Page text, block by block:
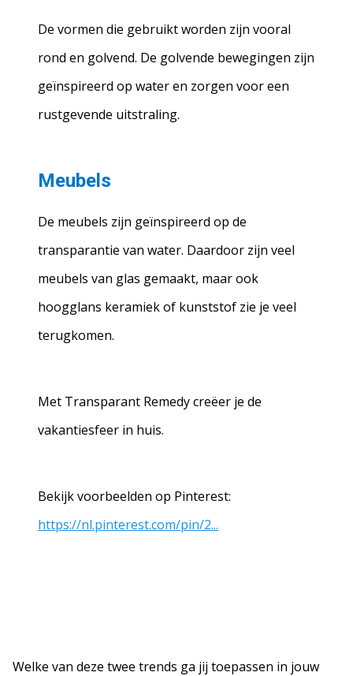
De vormen die gebruikt worden zijn vooral
rond en golvend. De golvende bewegingen zijn
geïnspireerd op water en zorgen voor een
rustgevende uitstraling.
Meubels
De meubels zijn geïnspireerd op de
transparantie van water. Daardoor zijn veel
meubels van glas gemaakt, maar ook
hoogglans keramiek of kunststof zie je veel
terugkomen.
Met Transparant Remedy creëer je de
vakantiesfeer in huis.
Bekijk voorbeelden op Pinterest:
https://nl.pinterest.com/pin/2...
Welke van deze twee trends ga jij toepassen in jouw